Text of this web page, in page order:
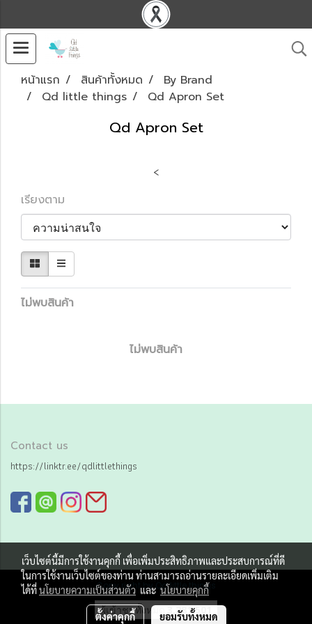
หน้าแรก สินค้าทั้งหมด
By Brand
Qd little things
Qd Apron Set
Qd Apron Set
<
เรียงตาม
ไม่พบสินค้า
ไม่พบสินค้า
Contact us
https://linktr.ee/qdlittlethings
Copy right by Qd little things
ผู้เข้าชมทั้งหมด3,281,501
เว็บไซต์นี้มีการใช้งานคุกกี้ เพื่อเพิ่มประสิทธิภาพและประสบการณ์ที่ดี
ในการใช้งานเว็บไซต์ของท่าน ท่านสามารถอ่านรายละเอียดเพิ่มเติม
ได้ที่นโยบายความเป็นส่วนตัว และ นโยบายคุกกี้
ตั้งค่าคุกกี้ ยอมรับทั้งหมด